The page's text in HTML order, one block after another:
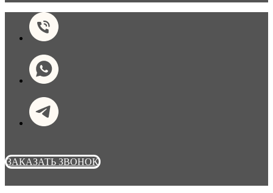
ЗАКАЗАТЬ ЗВОНОК